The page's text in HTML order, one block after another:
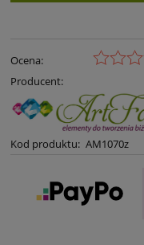
Ocena:
Producent:
Kod produktu: AM1070z